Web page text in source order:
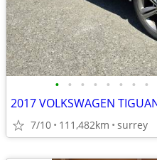
• • • • • • • •
7/10 111,482km surrey